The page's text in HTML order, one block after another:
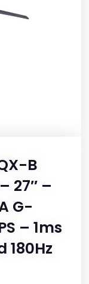
B
27″ –
G-
– 1ms
180Hz